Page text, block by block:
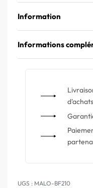
Information
Informations
d'achats
MALO-BF210